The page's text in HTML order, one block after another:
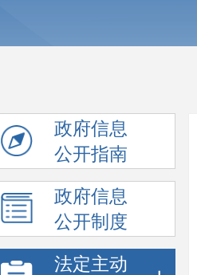
政府信息
公开指南
政府信息
公开制度
法定主动